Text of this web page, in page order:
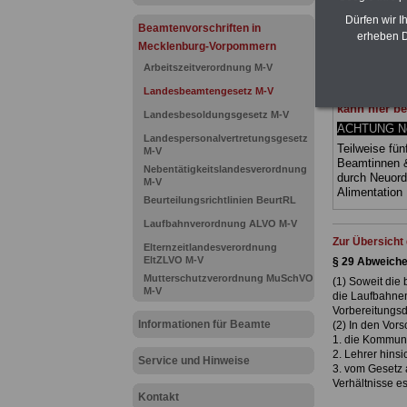
Beamtenvorschriften in
Mecklenburg-Vorpommern
Arbeitszeitverordnung M-V
Landesbeamtengesetz M-V
Landesbesoldungsgesetz M-V
Landespersonalvertretungsgesetz
M-V
Nebentätigkeitslandesverordnung
M-V
Beurteilungsrichtlinien BeurtRL
Laufbahnverordnung ALVO M-V
Elternzeitlandesverordnung
EltZLVO M-V
Mutterschutzverordnung MuSchVO
M-V
Informationen für Beamte
Service und Hinweise
Kontakt
Ländern.
gegliedert
kann hier
ACHTUNG
Teilweise
Beamtinnen
durch
Alimentation
Zur Übersicht
§ 29
(1) Soweit die
die
(2) In den
1. die
2. Lehrer
3. vom
Verhältnisse
Dürfen wir
erheben